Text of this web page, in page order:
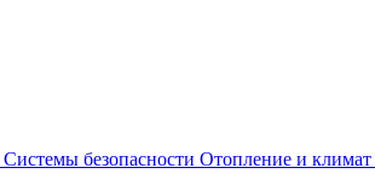
Системы безопасности Отопление и климат